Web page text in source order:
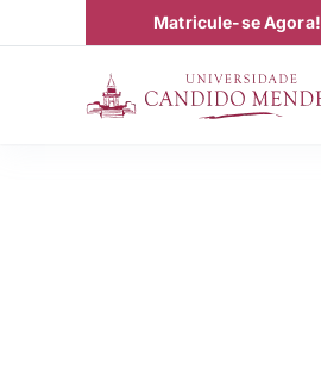
Matricule-se Agora!